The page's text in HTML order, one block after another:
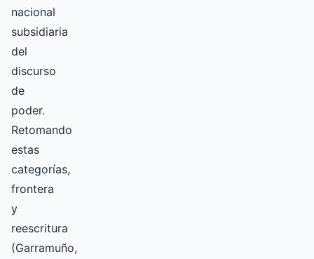
nacional
subsidiaria
del
discurso
de
poder.
Retomando
estas
categorías,
frontera
y
reescritura
(Garramuño,